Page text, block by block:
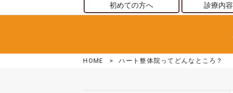
初めての方へ 診療内
HOME > ハート整体院ってどんなところ？